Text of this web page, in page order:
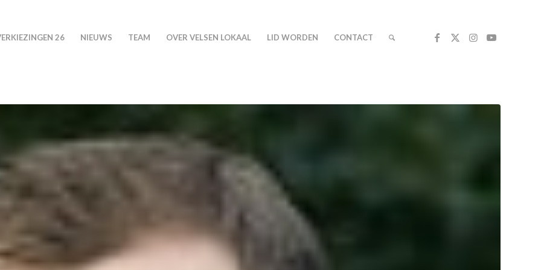
26 NIEUWS TEAM OVER VELSEN LOKAAL LID WORDEN CONTACT